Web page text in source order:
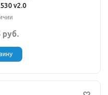
v2.0
руб.